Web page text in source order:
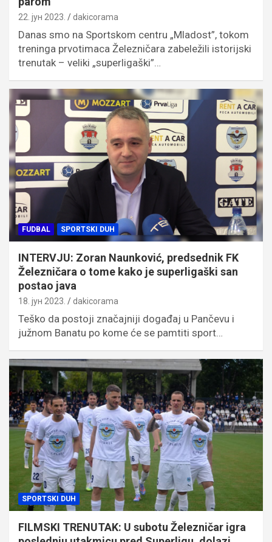
22. јун 2023. dakicorama
Danas smo na Sportskom centru „Mladost”, tokom
treninga prvotimaca Železničara zabeležili istorijski
trenutak – veliki „superligaški”…
FUDBAL SPORTSKI DUH
INTERVJU: Zoran Naunković, predsednik FK
Železničara o tome kako je superligaški san
postao java
18. јун 2023. dakicorama
Teško da postoji značajniji događaj u Pančevu i
južnom Banatu po kome će se pamtiti sport…
SPORTSKI DUH
FILMSKI TRENUTAK: U subotu Železničar igra